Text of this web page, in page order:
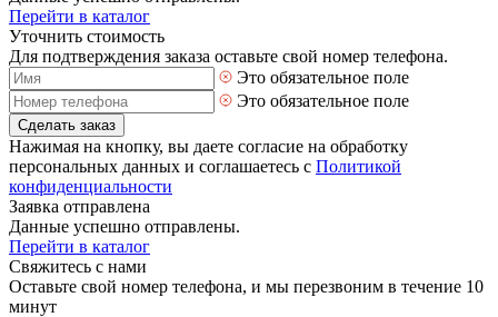
Перейти в каталог
Уточнить стоимость
Для подтверждения заказа оставьте свой номер телефона.
Это обязательное поле
Это обязательное поле
Сделать заказ
Нажимая на кнопку, вы даете согласие на обработку
персональных данных и соглашаетесь с Политикой
конфиденциальности
Заявка отправлена
Данные успешно отправлены.
Перейти в каталог
Свяжитесь с нами
Оставьте свой номер телефона, и мы перезвоним в течение 10
минут